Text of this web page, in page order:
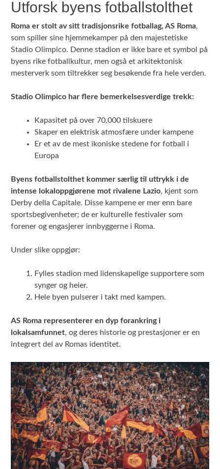
Utforsk byens fotballstolthet
Roma er stolt av sitt tradisjonsrike fotballag, AS Roma,
som spiller sine hjemmekamper på den majestetiske
Stadio Olimpico. Denne stadion er ikke bare et symbol på
byens rike fotballkultur, men også et arkitektonisk
mesterverk som tiltrekker seg besøkende fra hele verden.
Stadio Olimpico har flere bemerkelsesverdige trekk:
Kapasitet på over 70,000 tilskuere
Skaper en elektrisk atmosfære under kampene
Er et av de mest ikoniske stedene for fotball i
Europa
Byens fotballstolthet kommer særlig til uttrykk i de
intense lokaloppgjørene mot rivalene Lazio, kjent som
Derby della Capitale. Disse kampene er mer enn bare
sportsbegivenheter; de er kulturelle festivaler som
forener og engasjerer innbyggerne i Roma.
Under slike oppgjør:
Fylles stadion med lidenskapelige supportere som
synger og heier.
Hele byen pulserer i takt med kampen.
AS Roma representerer en dyp forankring i
lokalsamfunnet, og deres historie og prestasjoner er en
integrert del av Romas identitet.